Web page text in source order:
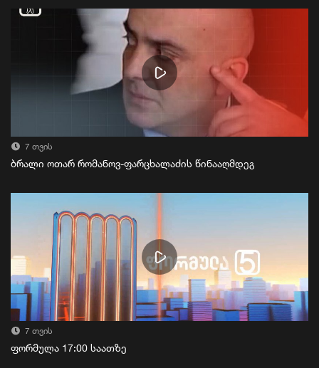
7 თვის
ბრალი ოთარ რომანოვ-ფარცხალაძის წინააღმდეგ
7 თვის
ფორმულა 17:00 საათზე